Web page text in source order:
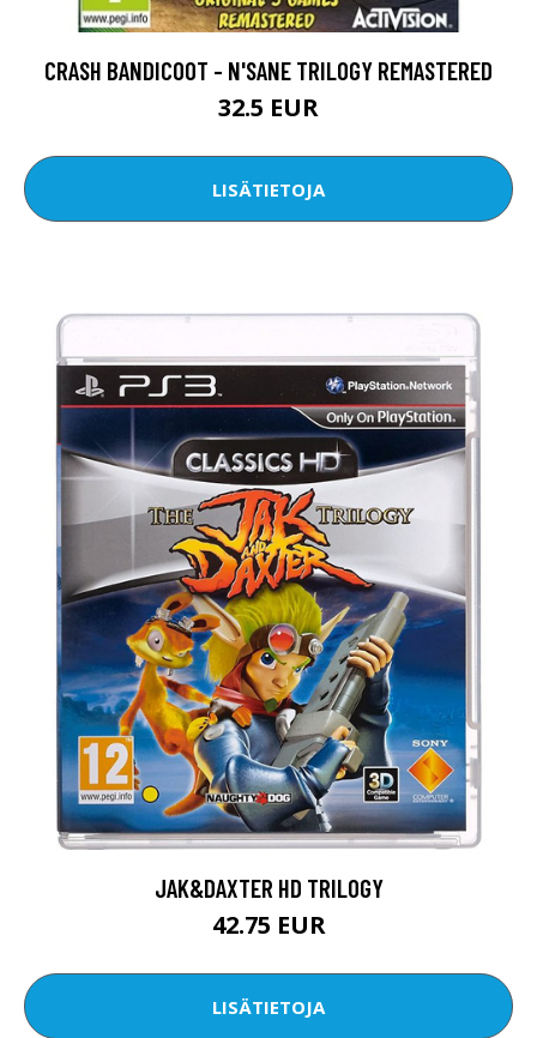
CRASH BANDICOOT - N'SANE TRILOGY REMASTERED
32.5 EUR
LISÄTIETOJA
JAK&DAXTER HD TRILOGY
42.75 EUR
LISÄTIETOJA